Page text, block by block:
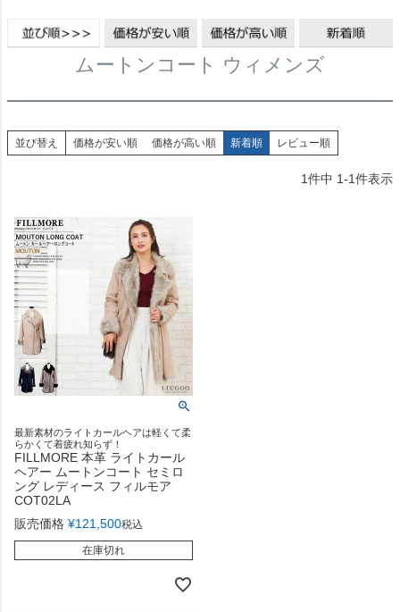
ムートンコート ウィメンズ
並び替え 価格が安い順 価格が高い順 新着順 レビュー順
1件中 1-1件表示
最新素材のライトカールヘアは軽くて柔
らかくて着疲れ知らず！
FILLMORE 本革 ライトカール
ヘアー ムートンコート セミロ
ング レディース フィルモア
COT02LA
販売価格 ¥121,500税込
在庫切れ